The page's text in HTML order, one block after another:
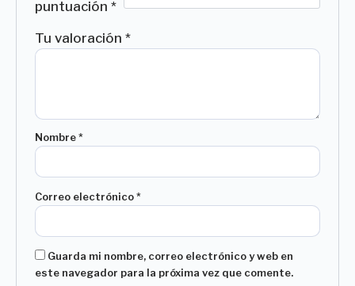
puntuación*
Tu valoración*
Nombre*
Correo electrónico*
Guarda mi nombre, correo electrónico y web en
este navegador para la próxima vez que comente.